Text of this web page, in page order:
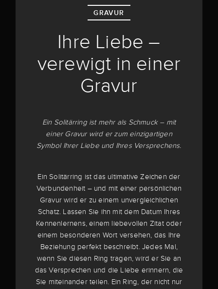
GRAVUR
Ihre Liebe –
verewigt in einer
Gravur
Ein Solitärring ist mehr als Schmuck – mit
einer Gravur wird er zum einzigartigen
Symbol Ihrer Liebe und Ihres Versprechens.
Ein Solitärring ist das ultimative Zeichen der
Verbundenheit – und mit einer persönlichen
Gravur wird er zu einem unvergleichlichen
Schatz. Lassen Sie ihn mit dem Datum Ihres
Kennenlernens, einem liebevollen Zitat oder
einem besonderen Wort versehen, das Ihre
Beziehung perfekt beschreibt. Jedes Mal,
wenn Sie diesen Ring tragen, wird er Sie an
das Versprechen und die Liebe erinnern, die
Sie miteinander teilen. Ein Ring, der nicht nur